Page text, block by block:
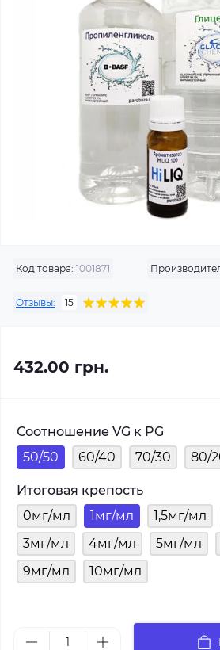
Код товара: 1001871
Отзывы: 15
432.00 грн.
Соотношение VG к PG
50/50
60/40 70/30 80/
Итоговая крепость
0мг/мл
1мг/мл 1,5мг/мл
3мг/мл
4мг/мл 5мг/мл
9мг/мл
10мг/мл